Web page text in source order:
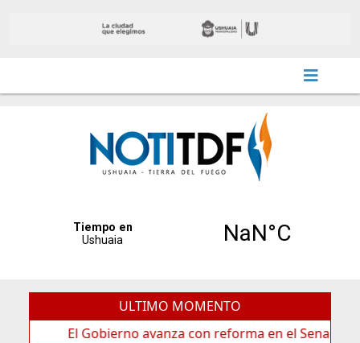
ULTIMO MOMENTO
El Gobierno avanza con reforma en el Senado